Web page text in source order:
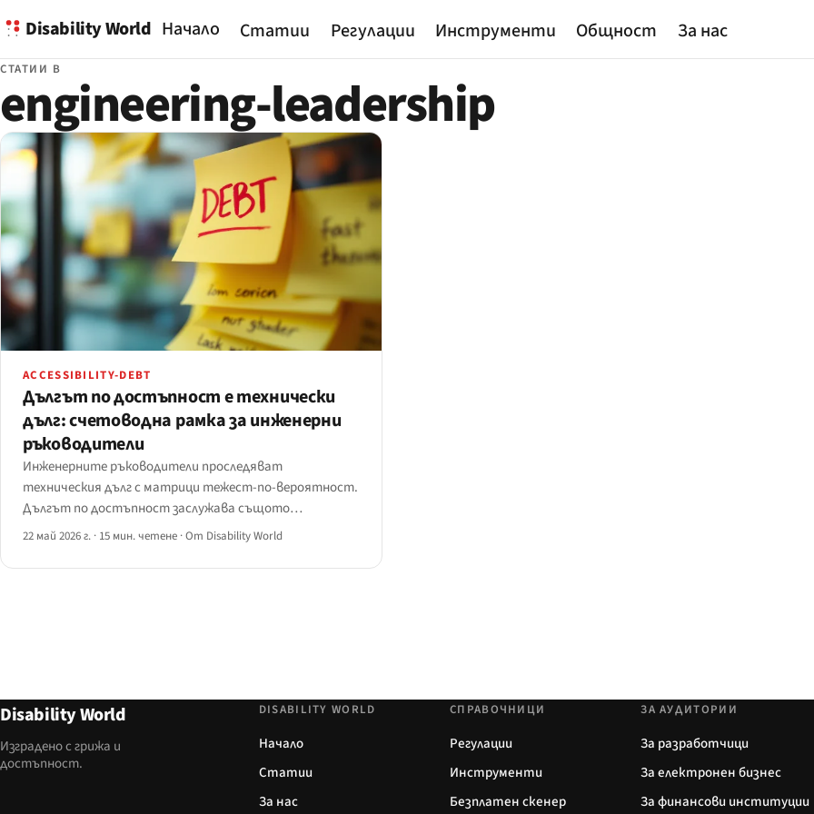
Disability World Начало Статии Регулации Инструменти Общност За нас
СТАТИИ В
engineering-leadership
ACCESSIBILITY-DEBT
Дългът по достъпност е технически
дълг: счетоводна рамка за инженерни
ръководители
Инженерните ръководители проследяват
техническия дълг с матрици тежест-по-вероятност.
Дългът по достъпност заслужава същото
счетоводство — ето вдъхновен от CVSS резултат за
портфейлен изглед и тримесечно табло за изчерпване,
22 май 2026 г. · 15 мин. четене ·От Disability World
Disability World
Изградено с грижа и
достъпност.
DISABILITY WORLD
Начало
Статии
За нас
СПРАВОЧНИЦИ
Регулации
Инструменти
Безплатен скенер
ЗА АУДИТОРИИ
За разработчици
За електронен бизнес
За финансови институции